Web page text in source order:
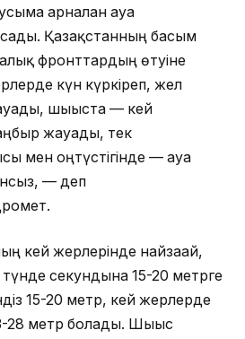
арналған ауа
Қазақстанның басым
фронттардың өтуіне
күн күркіреп, жел
шығыста — кей
жауады, тек
мен оңтүстігінде — ауа
— деп
кей жерлерінде найзағай,
секундына 15-20 метрге
15-20 метр, кей жерлерде
28 метр болады. Шығыс